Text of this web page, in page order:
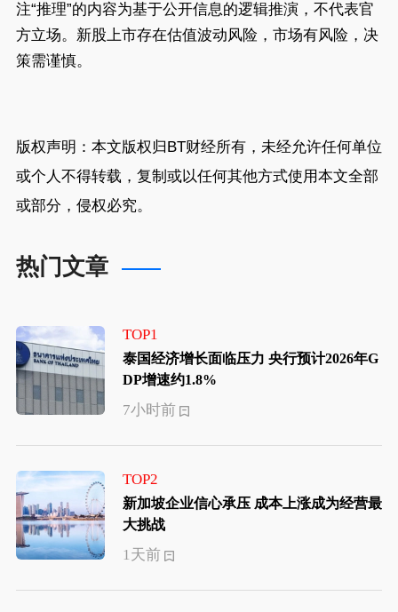
注“推理”的内容为基于公开信息的逻辑推演，不代表官
方立场。新股上市存在估值波动风险，市场有风险，决
策需谨慎。
版权声明：本文版权归BT财经所有，未经允许任何单位
或个人不得转载，复制或以任何其他方式使用本文全部
或部分，侵权必究。
热门文章
TOP1
泰国经济增长面临压力 央行预计2026年G
DP增速约1.8%
7小时前
TOP2
新加坡企业信心承压 成本上涨成为经营最
大挑战
1天前